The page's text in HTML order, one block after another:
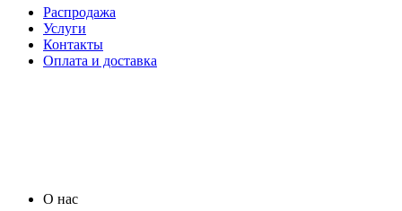
Распродажа
Услуги
Контакты
Оплата и доставка
О нас